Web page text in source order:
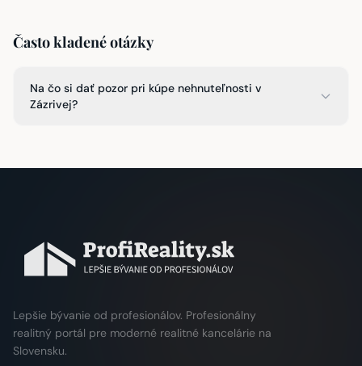
Často kladené otázky
Na čo si dať pozor pri kúpe nehnuteľnosti v
Zázrivej?
Lepšie bývanie od profesionálov. Profesionálny
realitný portál pre moderné realitné kancelárie na
Slovensku.